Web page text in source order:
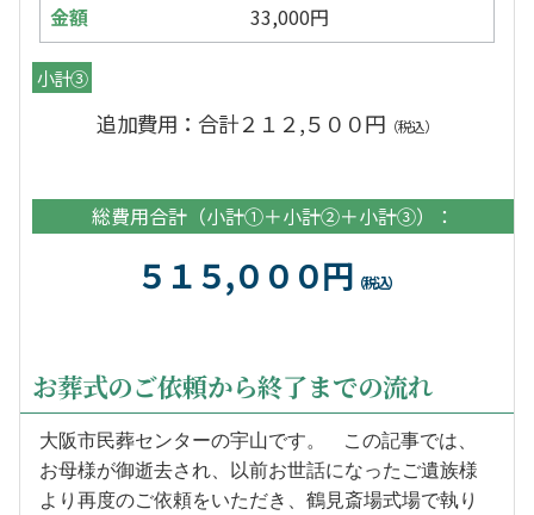
33,000円
小計③
追加費用：合計２１２,５００円 （税込）
総費用合計（小計①＋小計②＋小計③）：
５１５,０００円 （税込）
お葬式のご依頼から終了までの流れ
大阪市民葬センターの宇山です。 この記事では、
お母様が御逝去され、以前お世話になったご遺族様
より再度のご依頼をいただき、鶴見斎場式場で執り